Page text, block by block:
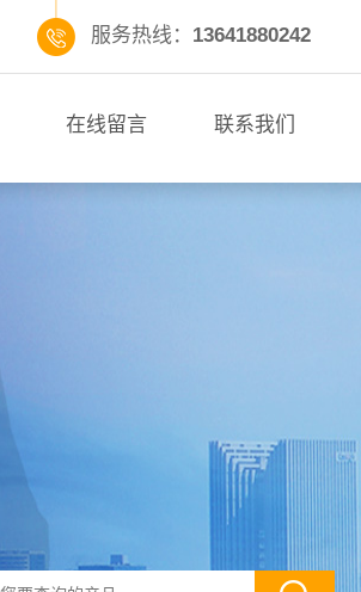
服务热线： 13641880242
在线留言 联系我们